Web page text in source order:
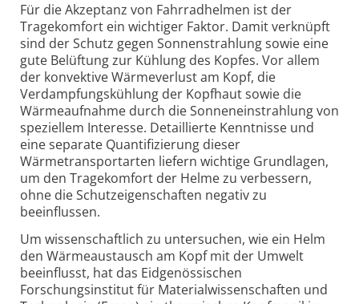
Für die Akzeptanz von Fahrradhelmen ist der
Tragekomfort ein wichtiger Faktor. Damit verknüpft
sind der Schutz gegen Sonnenstrahlung sowie eine
gute Belüftung zur Kühlung des Kopfes. Vor allem
der konvektive Wärmeverlust am Kopf, die
Verdampfungskühlung der Kopfhaut sowie die
Wärmeaufnahme durch die Sonneneinstrahlung von
speziellem Interesse. Detaillierte Kenntnisse und
eine separate Quantifizierung dieser
Wärmetransportarten liefern wichtige Grundlagen,
um den Tragekomfort der Helme zu verbessern,
ohne die Schutzeigenschaften negativ zu
beeinflussen.
Um wissenschaftlich zu untersuchen, wie ein Helm
den Wärmeaustausch am Kopf mit der Umwelt
beeinflusst, hat das Eidgenössischen
Forschungsinstitut für Materialwissenschaften und